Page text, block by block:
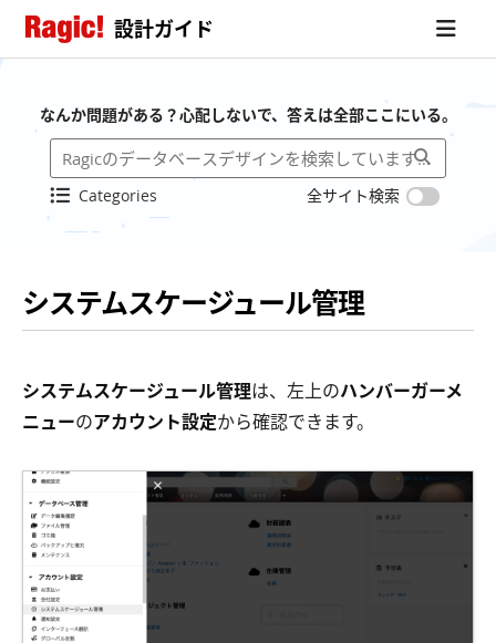
設計ガイド
なんか問題がある？心配しないで、答えは全部ここにいる。
Categories 全サイト検索
システムスケージュール管理
システムスケージュール管理は、左上のハンバーガーメ
ニューのアカウント設定から確認できます。